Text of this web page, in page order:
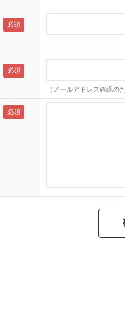
（メールアドレス確認の